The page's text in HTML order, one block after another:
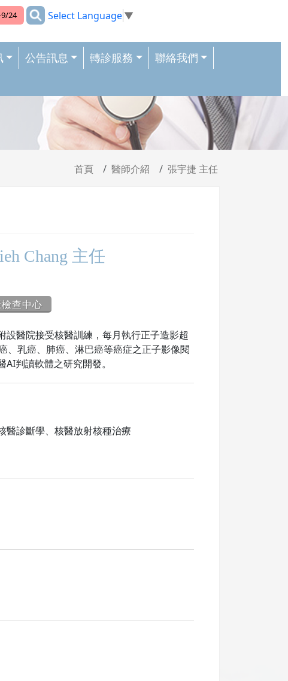
24 ::: Select Language ▼
公告訊息 轉診服務
聯絡我們
首頁 醫師介紹 張宇捷 主任
Chang 主任
查中心
設醫院接受核醫訓練，每月執行正子造影超
、乳癌、肺癌、淋巴癌等癌症之正子影像閱
判讀軟體之研究開發。
醫診斷學、核醫放射核種治療